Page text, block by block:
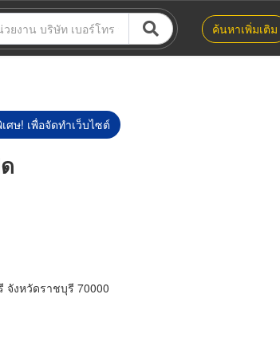
ค้นหาเพิ่มเติม
ษ! เพื่อจัดทำเว็บไซต์
จังหวัดราชบุรี 70000